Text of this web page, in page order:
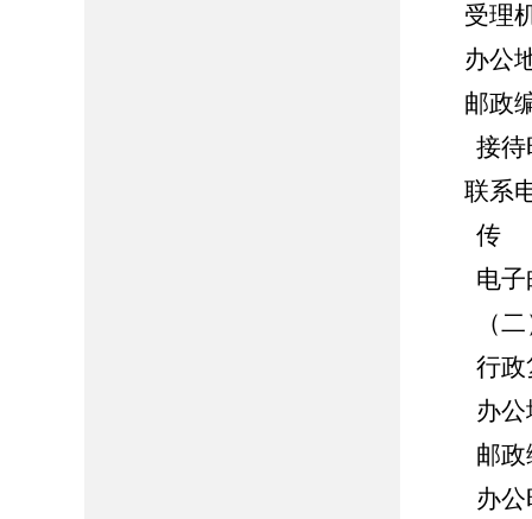
受理
办公
邮政
接待时
联系
传 真
电子邮
（二
行政复
办公地
邮政
办公时